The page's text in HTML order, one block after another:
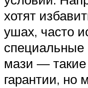
хотят
ушах, часто
мази — такие
гарантии, но